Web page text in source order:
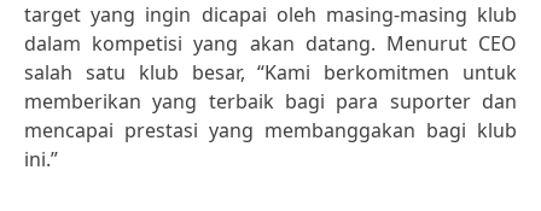
target yang ingin dicapai oleh masing-masing klub
dalam kompetisi yang akan datang. Menurut CEO
salah satu klub besar, “Kami berkomitmen untuk
memberikan yang terbaik bagi para suporter dan
mencapai prestasi yang membanggakan bagi klub
ini.”